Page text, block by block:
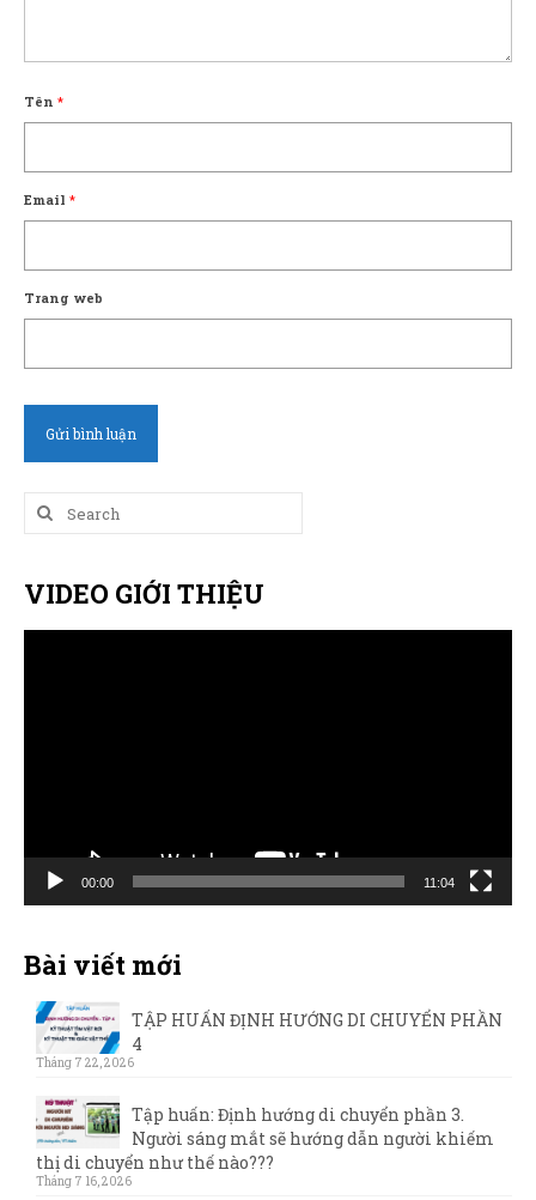
Tên *
Email *
Trang web
Search
for:
VIDEO GIỚI THIỆU
00:00 11:04
Bài viết mới
TẬP HUẤN ĐỊNH HƯỚNG DI CHUYỂN PHẦN
4
Tháng 7 22, 2026
Tập huấn: Định hướng di chuyển phần 3.
Người sáng mắt sẽ hướng dẫn người khiếm
thị di chuyển như thế nào???
Tháng 7 16, 2026